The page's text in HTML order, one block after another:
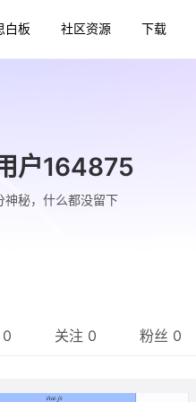
白板 社区资源 下载
户164875
神秘，什么都没留下
关注 0 粉丝 0